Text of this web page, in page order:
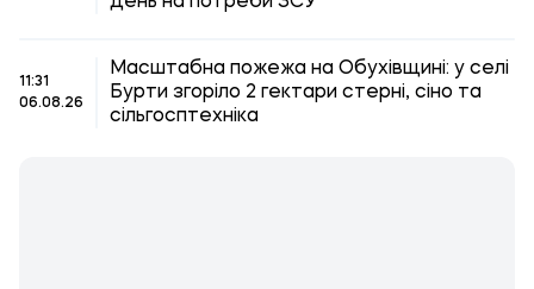
11:31
06.08.26
Масштабна пожежа на Обухівщині: у селі
Бурти згоріло 2 гектари стерні, сіно та
сільгосптехніка